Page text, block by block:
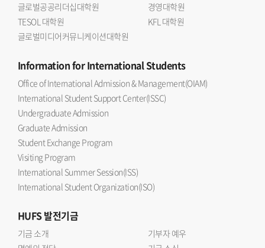
글로벌공공리더십대학원
경영대학원
TESOL 대학원
KFL 대학원
글로벌미디어커뮤니케이션대학원
Informationfor International Students
Office of International Admission & Management(OIAM)
International Student Support Center(ISSC)
Undergraduate Admission
Graduate Admission
Student Exchange Program
Visiting Program
International Summer Session(ISS)
International Student Organization(ISO)
HUFS발전기금
기금 소개
기부자 예우